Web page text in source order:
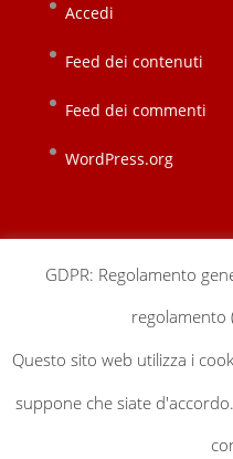
Accedi
Feed dei contenuti
Feed dei commenti
WordPress.org
sedi locali
gestionale
GDPR: Regolamento
regolamento
Questo sito web utilizza i
suppone che siate d'accordo.